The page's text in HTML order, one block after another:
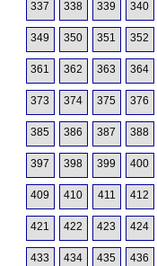
337 338 339 340
349 350 351 352
361 362 363 364
373 374 375 376
385 386 387 388
397 398 399 400
409 410 411 412
421 422 423 424
433 434 435 436